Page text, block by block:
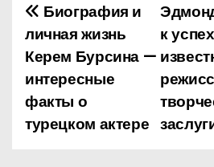
Н
а
в
и
к
Биография и
личная жизнь
Керем Бурсина —
интересные
факты о
турецком актере